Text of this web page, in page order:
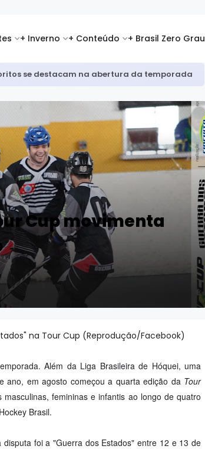
+ Inverno + Conteúdo + Brasil Zero Grau
Copa Europeia de snowboard halfpipe
Cup movimenta
na Tour Cup (Reprodução/Facebook)
Além da Liga Brasileira de Hóquei, uma
ano, em agosto começou a quarta edição da Tour
femininas e infantis ao longo de quatro
Brasil.
foi a "Guerra dos Estados" entre 12 e 13 de